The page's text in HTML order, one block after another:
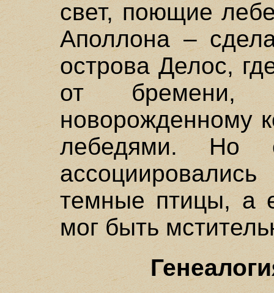
свет, поющие
Аполлона –
острова Делос,
от
новорожденному
лебедями. Но
темные птицы, а
мог быть